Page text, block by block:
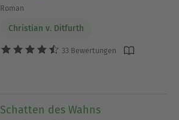
Roman
Christian v. Ditfurth
33 Bewertungen
Schatten des Wahns